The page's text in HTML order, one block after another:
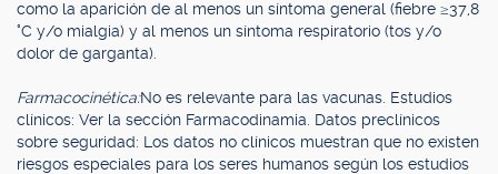
como la aparición de al menos un síntoma general (fiebre ≥37,8
°C y/o mialgia) y al menos un síntoma respiratorio (tos y/o
dolor de garganta).
Farmacocinética:No es relevante para las vacunas. Estudios
clínicos: Ver la sección Farmacodinamia. Datos preclínicos
sobre seguridad: Los datos no clínicos muestran que no existen
riesgos especiales para los seres humanos según los estudios